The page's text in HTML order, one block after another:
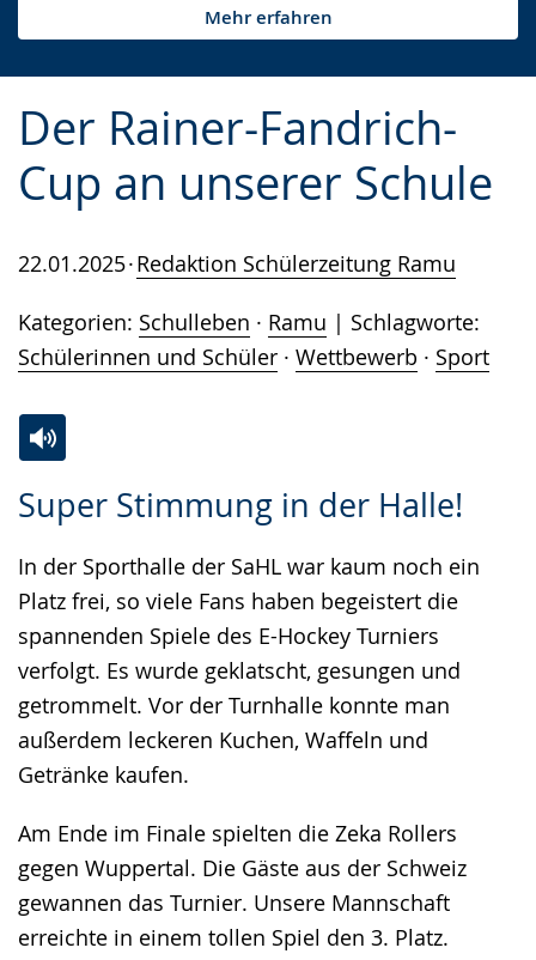
Mehr erfahren
Der Rainer-Fandrich-
Cup an unserer Schule
22.01.2025 Redaktion Schülerzeitung Ramu
Kategorien: Schulleben · Ramu
Schlagworte:
Schülerinnen und Schüler · Wettbewerb · Sport
Super Stimmung in der Halle!
In der Sporthalle der SaHL war kaum noch ein
Platz frei, so viele Fans haben begeistert die
spannenden Spiele des E-Hockey Turniers
verfolgt. Es wurde geklatscht, gesungen und
getrommelt. Vor der Turnhalle konnte man
außerdem leckeren Kuchen, Waffeln und
Getränke kaufen.
Am Ende im Finale spielten die Zeka Rollers
gegen Wuppertal. Die Gäste aus der Schweiz
gewannen das Turnier. Unsere Mannschaft
erreichte in einem tollen Spiel den 3. Platz.
Leichten
wechseln.
Audio-
Video
Deutscher
Gebärdensprache
wird
angezeigt.